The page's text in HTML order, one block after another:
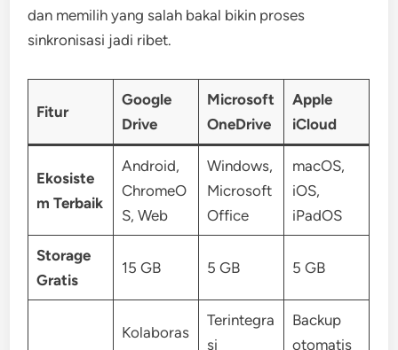
dan memilih yang salah bakal bikin proses
sinkronisasi jadi ribet.
Fitur
Google
Drive
Microsoft
OneDrive
Apple
iCloud
Ekosiste
m Terbaik
Android,
ChromeO
S, Web
Windows,
Microsoft
Office
macOS,
iOS,
iPadOS
Storage
Gratis
15 GB 5 GB 5 GB
Kolaboras
Terintegra
si
Backup
otomatis